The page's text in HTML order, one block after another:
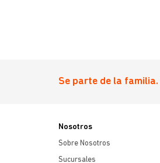
Se parte de la familia.
Nosotros
Sobre Nosotros
Sucursales